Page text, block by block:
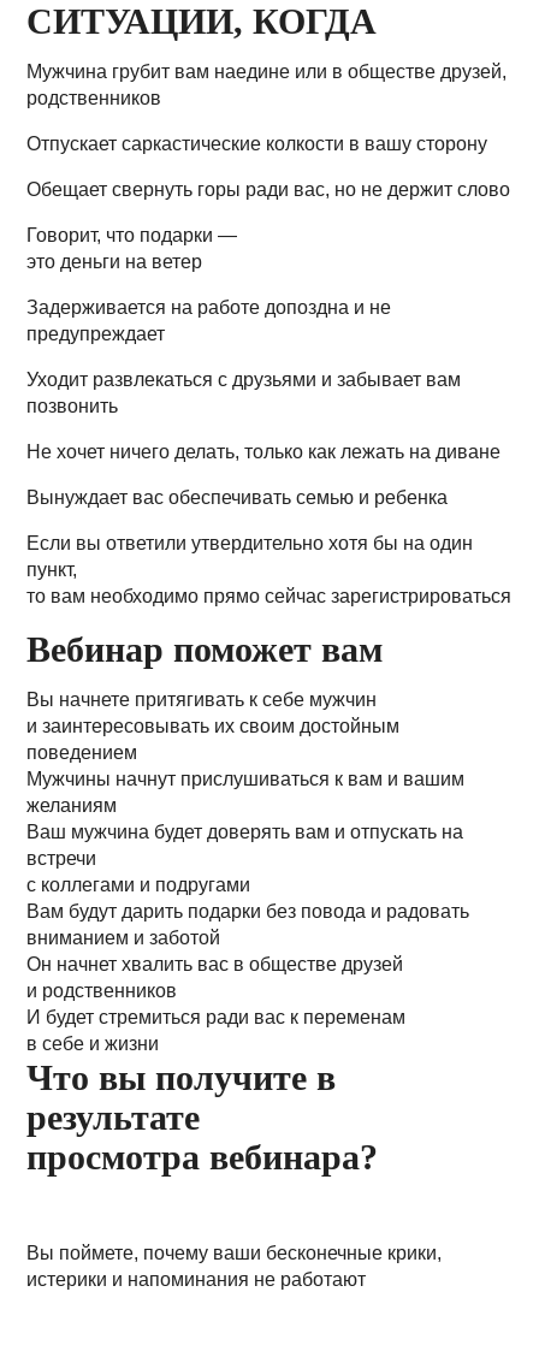
СИТУАЦИИ, КОГДА
Мужчина грубит вам наедине или в обществе друзей,
родственников
Отпускает саркастические колкости в вашу сторону
Обещает свернуть горы ради вас, но не держит слово
Говорит, что подарки —
это деньги на ветер
Задерживается на работе допоздна и не
предупреждает
Уходит развлекаться с друзьями и забывает вам
позвонить
Не хочет ничего делать, только как лежать на диване
Вынуждает вас обеспечивать семью и ребенка
Если вы ответили утвердительно хотя бы на один
пункт,
то вам необходимо прямо сейчас зарегистрироваться
Вебинар поможет вам
Вы начнете притягивать к себе мужчин
и заинтересовывать их своим достойным
поведением
Мужчины начнут прислушиваться к вам и вашим
желаниям
Ваш мужчина будет доверять вам и отпускать на
встречи
с коллегами и подругами
Вам будут дарить подарки без повода и радовать
вниманием и заботой
Он начнет хвалить вас в обществе друзей
и родственников
И будет стремиться ради вас к переменам
в себе и жизни
Что вы получите в
результате
просмотра вебинара?
Вы поймете, почему ваши бесконечные крики,
истерики и напоминания не работают